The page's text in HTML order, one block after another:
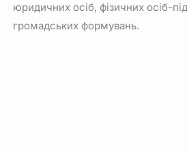
юридичних осіб, фізичних осіб-
громадських формувань.